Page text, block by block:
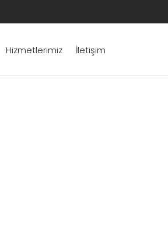
Hizmetlerimiz İletişim